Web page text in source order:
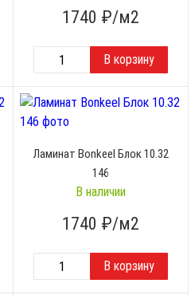
1740 ₽/м2
Ламинат Bonkeel Блок 10.32
146
В наличии
1740 ₽/м2